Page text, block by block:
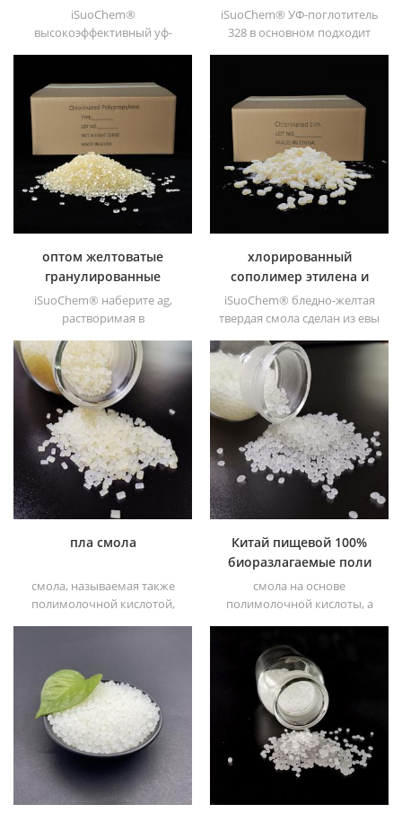
поглотитель 326
iSuoChem®
высокоэффективный уф-
летучестью, хорошим уф-
поглощением.
света 328
iSuoChem® УФ-поглотитель
328 в основном подходит
полиуретана, полиэстера и
других продуктов.
оптом желтоватые
гранулированные
смолы cpp
iSuoChem® наберите ag,
растворимая в
хлорированная
полипропиленовая смола
cpp растворимый в
растворителе
хлорированный
полипропиленовый
усилитель адгезии для
полиолефиновые
субстраты.
хлорированный
сополимер этилена и
винилацетата ceva
iSuoChem® бледно-желтая
твердая смола сделан из евы
можно растворить в
органическом
растворителе, таком как
толуол, сложный эфир и т. д.
пла смола
смола, называемая также
полимолочной кислотой,
чистой смоле. эта
полимерная смола
полимеризуется из
молочной кислоты,
полученной из
растительных источников,
таких как кукуруза.
Китай пищевой 100%
биоразлагаемые поли
молочнокислые смолы
смола на основе
полимолочной кислоты, а
которая является 100%
биоразлагаемой смолой.
этот поли молочная кислота
полимеризуется из
молочной кислоты,
полученной из
растительных источников,
таких как кукуруза.